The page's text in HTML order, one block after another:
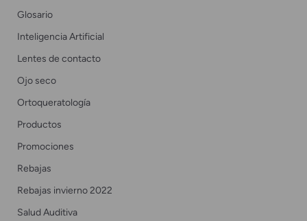
Glosario
Inteligencia Artificial
Lentes de contacto
Ojo seco
Ortoqueratología
Productos
Promociones
Rebajas
Rebajas invierno 2022
Salud Auditiva